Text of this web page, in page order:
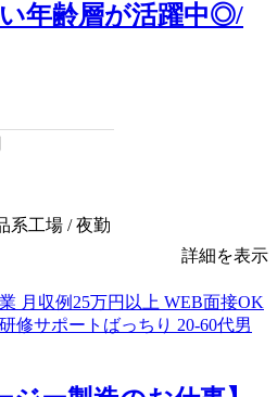
年齢層が活躍中◎/
系工場 / 夜勤
詳細を表示